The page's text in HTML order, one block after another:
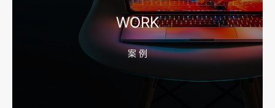
宁波高端网站建设公司推荐，移动端验收别放到最后
宁波网站建设报价怎么看？合同、源码和后台要先写清
WORK
案 例